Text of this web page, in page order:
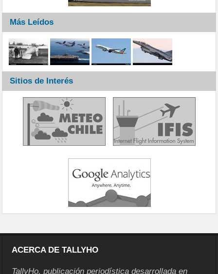
Más Leídos
Sitios de Interés
ACERCA DE TALLYHO
TallyHo, publicación periodística desarrollada en